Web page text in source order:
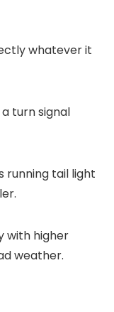
whatever it
turn signal
running tail light
with higher
weather.